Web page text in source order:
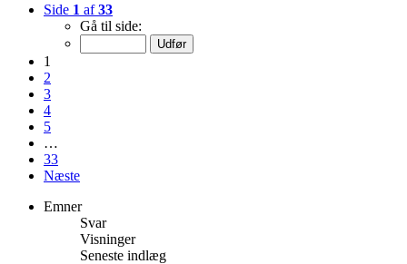
Side 1 af33
Gå til side:
1
2
3
4
5
…
33
Næste
Emner
Svar
Visninger
Seneste indlæg